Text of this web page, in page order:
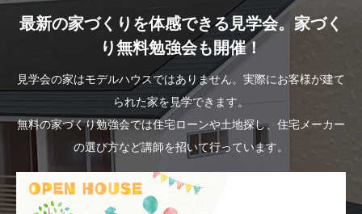
最新の家づくりを体感できる見学会。家づく
り無料勉強会も開催！
見学会の家はモデルハウスではありません。実際にお客様が建て
られた家を見学できます。
無料の家づくり勉強会では住宅ローンや土地探し、住宅メーカー
の選び方など講師を招いて行っています。